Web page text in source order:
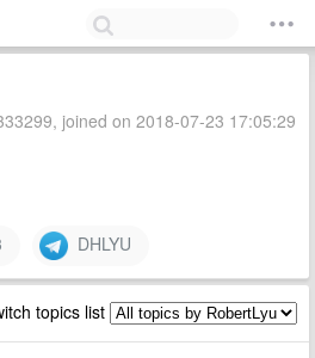
joined on 2018-07-23 17:05:29
DHLYU
topics list